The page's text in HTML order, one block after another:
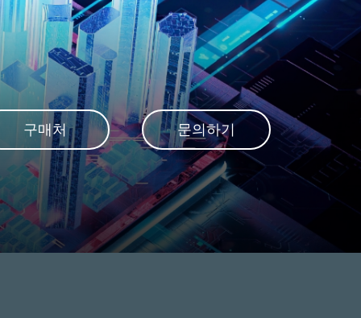
시
구매처 문의하기